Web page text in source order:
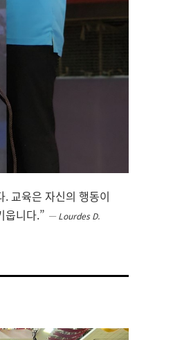
교육은 자신의 행동이
웁니다.” ―Lourdes D.